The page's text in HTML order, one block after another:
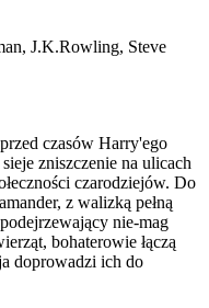
J.K.Rowling, Steve
czasów Harry'ego
zniszczenie na ulicach
czarodziejów. Do
z walizką pełną
nie-mag
bohaterowie łączą
doprowadzi ich do